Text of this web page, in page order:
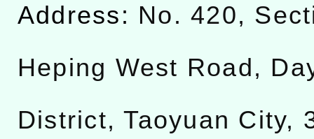
Address: No. 420,
Heping West Road,
District, Taoyuan City,